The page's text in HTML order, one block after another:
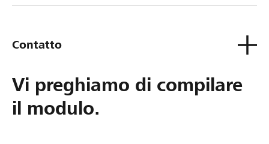
Contatto
Vi preghiamo di compilare
il modulo.